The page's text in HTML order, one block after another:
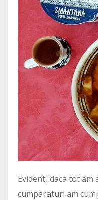
Evident, daca tot
cumparaturi am